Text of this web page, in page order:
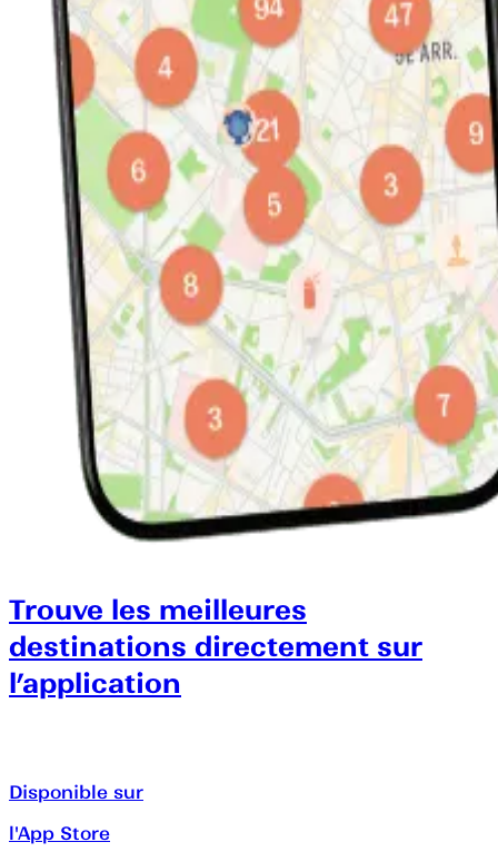
Trouve les meilleures
destinations directement sur
l’application
Disponible sur
l'App Store